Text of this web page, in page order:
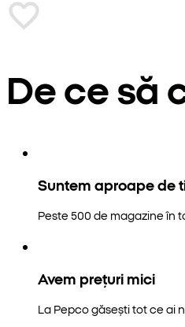
De ce să
Suntem aproape de
Peste 500 de magazine în
Avem prețuri mici
La Pepco găsești tot ce ai